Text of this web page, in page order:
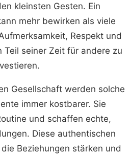
kleinsten Gesten. Ein
mehr bewirken als viele
Respekt und
Teil seiner Zeit für andere zu
Gesellschaft werden solche
immer kostbarer. Sie
und schaffen echte,
Diese authentischen
Beziehungen stärken und